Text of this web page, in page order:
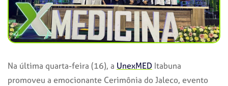
Na última quarta-feira (16), a UnexMED Itabuna
promoveu a emocionante Cerimônia do Jaleco, evento